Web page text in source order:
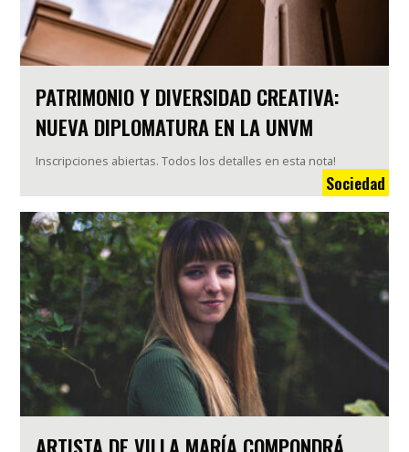
PATRIMONIO Y DIVERSIDAD CREATIVA:
NUEVA DIPLOMATURA EN LA UNVM
Inscripciones abiertas. Todos los detalles en esta nota!
Sociedad
ARTISTA DE VILLA MARÍA COMPONDRÁ